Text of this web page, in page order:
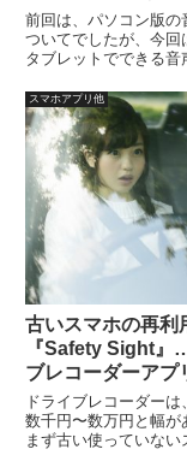
前回は、パソコン版の
ついてでしたが、今回
タブレットでできる音
プリのご紹介です。パ
と、基本的に場所が限
いますが、スマホやタ
らば、外出時でもでき
で、...
スマホアプリ他
古いスマホの再利
『Safety Sight』
ブレコーダーアプ
心！？
ドライブレコーダーは
数千円〜数万円と幅が
まず古い使っていない